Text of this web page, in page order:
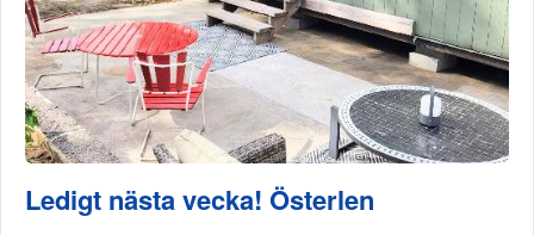
Ledigt nästa vecka! Österlen